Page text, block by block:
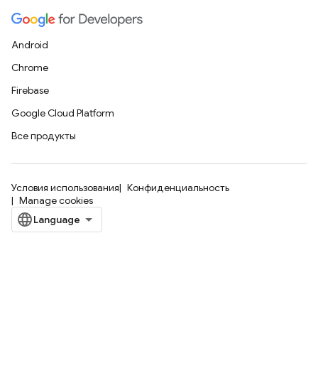
Android
Chrome
Firebase
Google Cloud Platform
Все продукты
Условия использования
Конфиденциальность
Manage cookies